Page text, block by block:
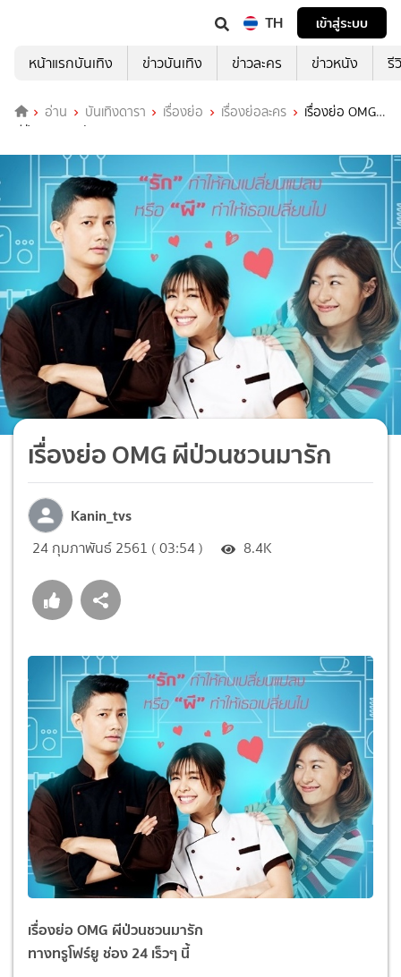
TH
เข้าสู่ระบบ
หน้าแรกบันเทิง
ข่าวบันเทิง ข่าวละคร ข่าวหนัง รี
อ่าน บันเทิงดารา เรื่องย่อ เรื่องย่อละคร
เรื่องย่อ OMG
ผีป่วนชวนมารัก
เรื่องย่อ OMG ผีป่วนชวนมารัก
Kanin_tvs
24 กุมภาพันธ์ 2561 ( 03:54 ) 8.4K
เรื่องย่อ OMG ผีป่วนชวนมารัก
ทางทรูโฟร์ยู ช่อง 24 เร็วๆ นี้